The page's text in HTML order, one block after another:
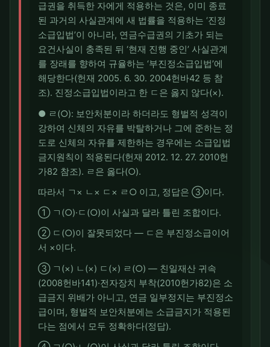
급권을 취득한 자에게 적용하는 것은, 이미 종료
된 과거의 사실관계에 새 법률을 적용하는 ‘진정
소급입법’이 아니라, 연금수급권의 기초가 되는
요건사실이 충족된 뒤 ‘현재 진행 중인’ 사실관계
를 장래를 향하여 규율하는 ‘부진정소급입법’에
해당한다(헌재 2005. 6. 30. 2004헌바42 등 참
조). 진정소급입법이라고 한 ㄷ은 옳지 않다(×).
● ㄹ(○): 보안처분이라 하더라도 형벌적 성격이
강하여 신체의 자유를 박탈하거나 그에 준하는 정
도로 신체의 자유를 제한하는 경우에는 소급입법
금지원칙이 적용된다(헌재 2012. 12. 27. 2010헌
가82 참조). ㄹ은 옳다(○).
따라서 ㄱ× ㄴ× ㄷ× ㄹ○ 이고, 정답은 ③이다.
① ㄱ(○)·ㄷ(○)이 사실과 달라 틀린 조합이다.
② ㄷ(○)이 잘못되었다 — ㄷ은 부진정소급이어
서 ×이다.
③ ㄱ(×) ㄴ(×) ㄷ(×) ㄹ(○) — 친일재산 귀속
(2008헌바141)·전자장치 부착(2010헌가82)은 소
급금지 위배가 아니고, 연금 일부정지는 부진정소
급이며, 형벌적 보안처분에는 소급금지가 적용된
다는 점에서 모두 정확하다(정답).